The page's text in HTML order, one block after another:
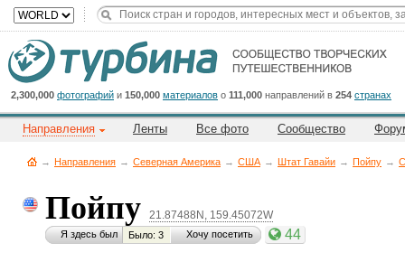
2,300,000 фотографий и 150,000 материалов о 111,000 направлений в 254 странах
Направления Ленты Все фото Сообщество
→ Направления → Северная Америка → CША → Штат Гавайи → Пойпу →
Пойпу 21.87488N, 159.45072W
Я здесь был Было: 3 Хочу посетить 44
Cейчас
на
сайте:
Title
Button